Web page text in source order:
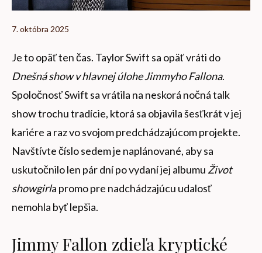
7. októbra 2025
Je to opäť ten čas. Taylor Swift sa opäť vráti do
Dnešná show v hlavnej úlohe Jimmyho Fallona.
Spoločnosť Swift sa vrátila na neskorá nočná talk
show trochu tradície, ktorá sa objavila šesťkrát v jej
kariére a raz vo svojom predchádzajúcom projekte.
Navštívte číslo sedem je naplánované, aby sa
uskutočnilo len pár dní po vydaní jej albumu Život
showgirla promo pre nadchádzajúcu udalosť
nemohla byť lepšia.
Jimmy Fallon zdieľa kryptické